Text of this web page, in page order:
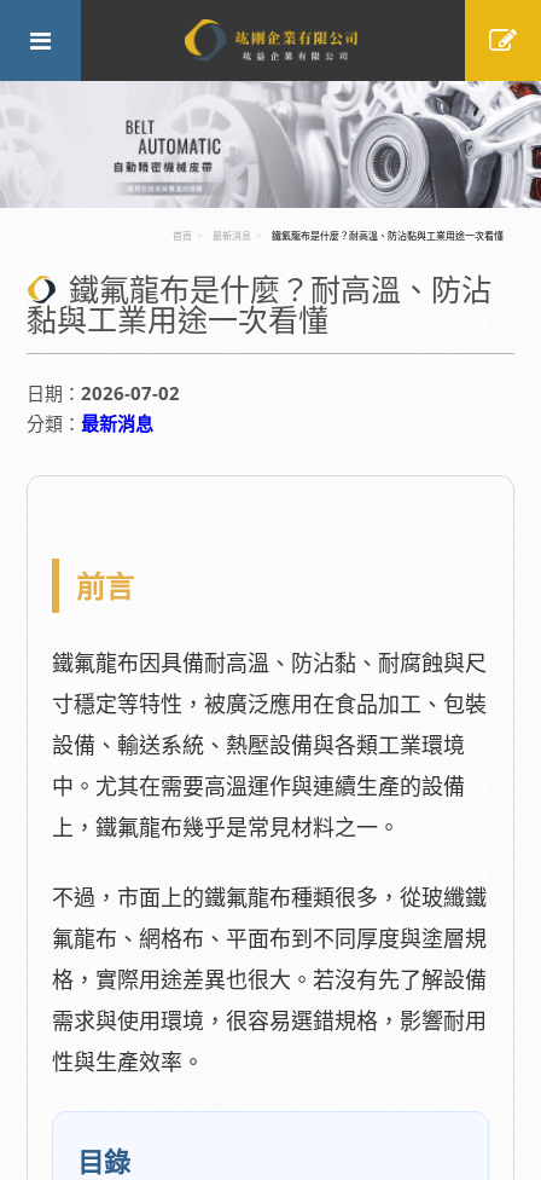
首頁 最新消息 鐵氟龍布是什麼？耐高溫、防沾黏與工業用途一次看懂
鐵氟龍布是什麼？耐高溫、防沾
黏與工業用途一次看懂
日期：2026-07-02
分類：最新消息
前言
鐵氟龍布因具備耐高溫、防沾黏、耐腐蝕與尺
寸穩定等特性，被廣泛應用在食品加工、包裝
設備、輸送系統、熱壓設備與各類工業環境
中。尤其在需要高溫運作與連續生產的設備
上，鐵氟龍布幾乎是常見材料之一。
不過，市面上的鐵氟龍布種類很多，從玻纖鐵
氟龍布、網格布、平面布到不同厚度與塗層規
格，實際用途差異也很大。若沒有先了解設備
需求與使用環境，很容易選錯規格，影響耐用
性與生產效率。
目錄